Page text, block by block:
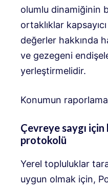
olumlu dinamiğinin
ortaklıklar
değerler hakkında
ve gezegeni
yerleştirmelidir.
Konumun
Çevreye saygı
protokolü
Yerel topluluklar
uygun olmak için,